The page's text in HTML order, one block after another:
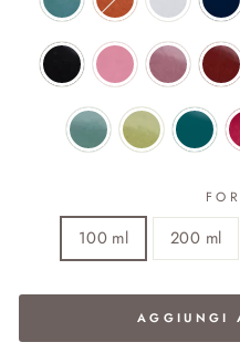
100 ml 200 ml
AGGIUNGI